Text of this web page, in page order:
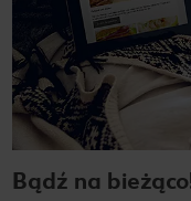
Bądź na